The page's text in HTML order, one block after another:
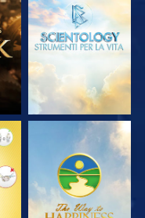
ESPLORA LE
SERIE
GUARDA